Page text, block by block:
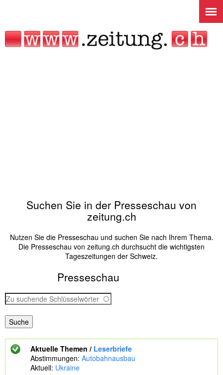
Suchen Sie in der Presseschau von
zeitung.ch
Nutzen Sie die Presseschau und suchen Sie nach Ihrem Thema.
Die Presseschau von zeitung.ch durchsucht die wichtigsten
Tageszeitungen der Schweiz.
Presseschau
Z
u
s
u
Aktuelle Themen / Leserbriefe
Abstimmungen: Autobahnausbau
Aktuell: Ukraine